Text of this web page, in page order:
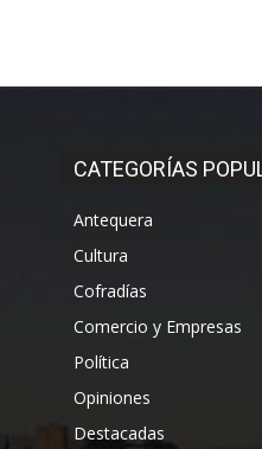
CATEGORÍAS
Antequera
Cultura
Cofradías
Comercio y Empresas
Política
Opiniones
Destacadas